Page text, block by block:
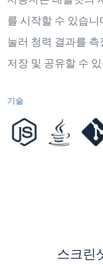
를 시작할 수 있습
눌러 청력 결과를
저장 및 공유할 수
기술
스크린